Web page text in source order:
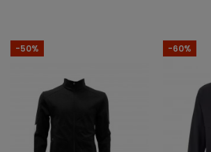
-50% -60%